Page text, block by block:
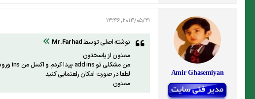
Amir Ghasemiyan
2014/05/21, 13:46
نوشته اصلی توسطMr.Farhad
ممنون از پاسختون
من مشکلی تو add ins پیدا کردم و اکسل من ins ورودی من رو بعد از یکبار بستن و باز کردن نمیشناسه
لطفا در صورت امکان راهنمایی کنید
ممنون